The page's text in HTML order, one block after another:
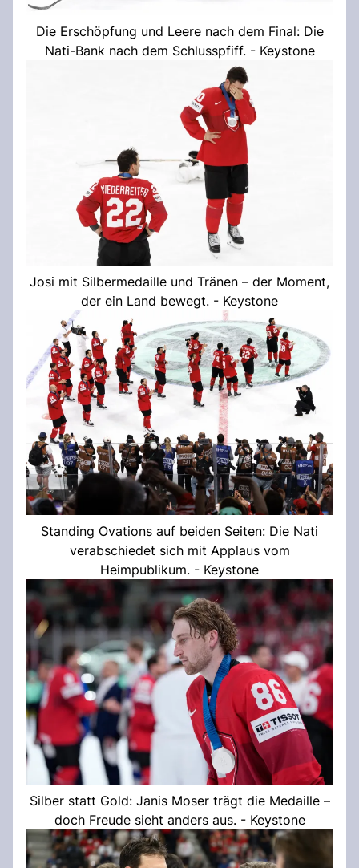
Die Erschöpfung und Leere nach dem Final: Die
Nati-Bank nach dem Schlusspfiff. - Keystone
Josi mit Silbermedaille und Tränen – der Moment,
der ein Land bewegt. - Keystone
Standing Ovations auf beiden Seiten: Die Nati
verabschiedet sich mit Applaus vom
Heimpublikum. - Keystone
Silber statt Gold: Janis Moser trägt die Medaille –
doch Freude sieht anders aus. - Keystone